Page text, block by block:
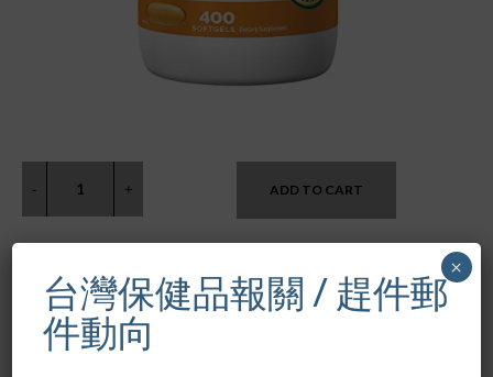
ADD TO CART
CATEGORIES:KIRKLAND SIGNATURE
台灣保健品報關 / 趕件郵
件動向
×